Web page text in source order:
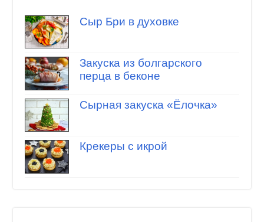
Сыр Бри в духовке
Закуска из болгарского
перца в беконе
Cырная закуска «Ёлочка»
Крекеры с икрой